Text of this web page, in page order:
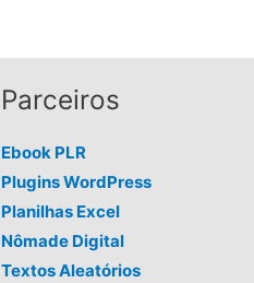
Parceiros
Ebook PLR
Plugins WordPress
Planilhas Excel
Nômade Digital
Textos Aleatórios